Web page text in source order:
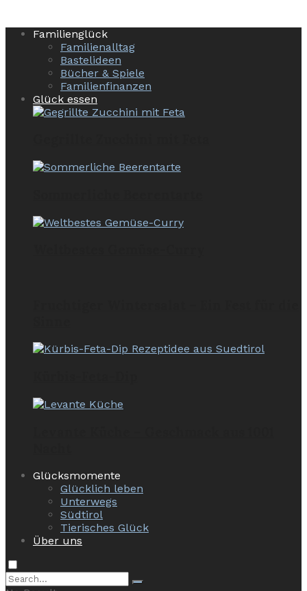
Familienglück
Familienalltag
Bastelideen
Bücher & Spiele
Familienfinanzen
Glück essen
Glücksmomente
Glücklich leben
Unterwegs
Südtirol
Tierisches Glück
Über uns